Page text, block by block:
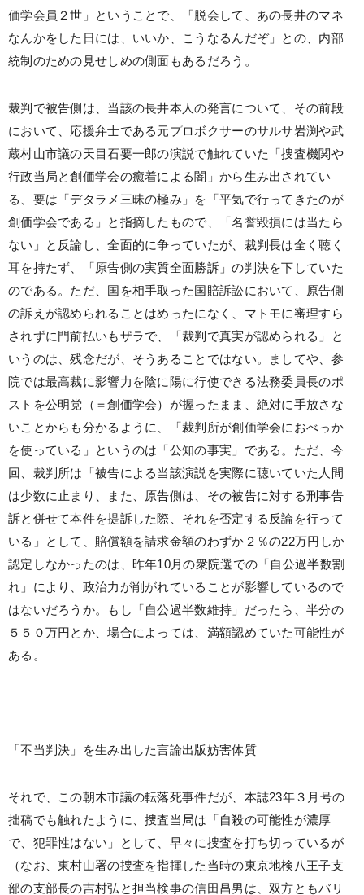
価学会員２世」ということで、「脱会して、あの長井のマネ
なんかをした日には、いいか、こうなるんだぞ」との、内部
統制のための見せしめの側面もあるだろう。
裁判で被告側は、当該の長井本人の発言について、その前段
において、応援弁士である元プロボクサーのサルサ岩渕や武
蔵村山市議の天目石要一郎の演説で触れていた「捜査機関や
行政当局と創価学会の癒着による闇」から生み出されてい
る、要は「デタラメ三昧の極み」を「平気で行ってきたのが
創価学会である」と指摘したもので、「名誉毀損には当たら
ない」と反論し、全面的に争っていたが、裁判長は全く聴く
耳を持たず、「原告側の実質全面勝訴」の判決を下していた
のである。ただ、国を相手取った国賠訴訟において、原告側
の訴えが認められることはめったになく、マトモに審理すら
されずに門前払いもザラで、「裁判で真実が認められる」と
いうのは、残念だが、そうあることではない。ましてや、参
院では最高裁に影響力を陰に陽に行使できる法務委員長のポ
ストを公明党（＝創価学会）が握ったまま、絶対に手放さな
いことからも分かるように、「裁判所が創価学会におべっか
を使っている」というのは「公知の事実」である。ただ、今
回、裁判所は「被告による当該演説を実際に聴いていた人間
は少数に止まり、また、原告側は、その被告に対する刑事告
訴と併せて本件を提訴した際、それを否定する反論を行って
いる」として、賠償額を請求金額のわずか２％の22万円しか
認定しなかったのは、昨年10月の衆院選での「自公過半数割
れ」により、政治力が削がれていることが影響しているので
はないだろうか。もし「自公過半数維持」だったら、半分の
５５０万円とか、場合によっては、満額認めていた可能性が
ある。
「不当判決」を生み出した言論出版妨害体質
それで、この朝木市議の転落死事件だが、本誌23年３月号の
拙稿でも触れたように、捜査当局は「自殺の可能性が濃厚
で、犯罪性はない」として、早々に捜査を打ち切っているが
（なお、東村山署の捜査を指揮した当時の東京地検八王子支
部の支部長の吉村弘と担当検事の信田昌男は、双方ともバリ